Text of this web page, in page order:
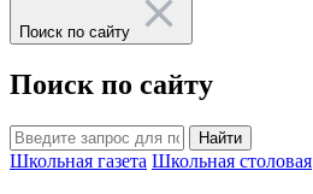
Поиск по сайту
Поиск по сайту
Найти
Школьная газета Школьная столовая